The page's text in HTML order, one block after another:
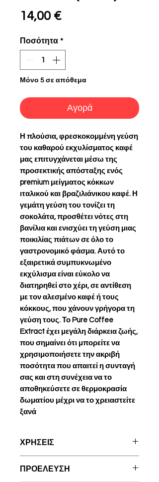
14,00 €Τιμή
Ποσότητα *
Μόνο 5 σε απόθεμα
Αγορά
Η πλούσια, φρεσκοκομμένη γεύση
του καθαρού εκχυλίσματος καφέ
μας επιτυγχάνεται μέσω της
προσεκτικής απόσταξης ενός
premium μείγματος κόκκων
ιταλικού και βραζιλιάνικου καφέ. Η
γεμάτη γεύση του τονίζει τη
σοκολάτα, προσθέτει νότες στη
βανίλια και ενισχύει τη γεύση μιας
ποικιλίας πιάτων σε όλο το
γαστρονομικό φάσμα. Αυτό το
εξαιρετικά συμπυκνωμένο
εκχύλισμα είναι εύκολο να
διατηρηθεί στο χέρι, σε αντίθεση
με τον αλεσμένο καφέ ή τους
κόκκους, που χάνουν γρήγορα τη
γεύση τους. Το Pure Coffee
Extract έχει μεγάλη διάρκεια ζωής,
που σημαίνει ότι μπορείτε να
χρησιμοποιήσετε την ακριβή
ποσότητα που απαιτεί η συνταγή
σας και στη συνέχεια να το
αποθηκεύσετε σε θερμοκρασία
δωματίου μέχρι να το χρειαστείτε
ξανά
ΧΡΗΣΕΙΣ
καραμέλες, μπράουνις
ΠΡΟΕΛΕΥΣΗ